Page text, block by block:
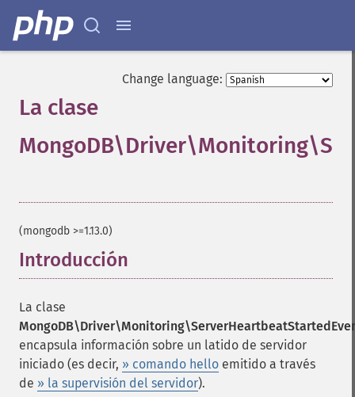
Change language:
La clase
(mongodb >=1.13.0)
Introducción
La clase
encapsula información sobre un latido de servidor
iniciado (es decir, » comando hello emitido a través
de » la supervisión del servidor).